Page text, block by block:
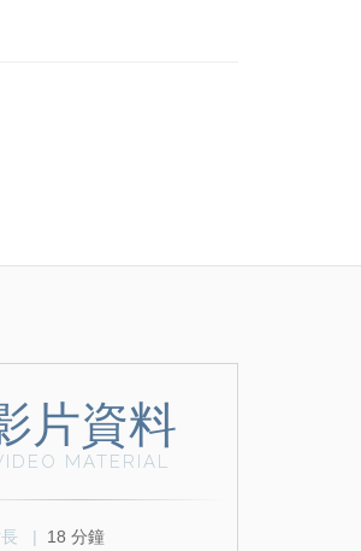
片資料
MATERIAL
長 | 18 分鐘